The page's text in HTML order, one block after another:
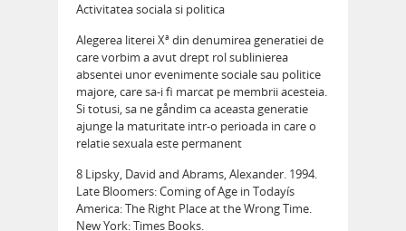
Activitatea sociala si politica
Alegerea literei Xª din denumirea generatiei de
care vorbim a avut drept rol sublinierea
absentei unor evenimente sociale sau politice
majore, care sa-i fi marcat pe membrii acesteia.
Si totusi, sa ne gåndim ca aceasta generatie
ajunge la maturitate intr-o perioada in care o
relatie sexuala este permanent
8 Lipsky, David and Abrams, Alexander. 1994.
Late Bloomers: Coming of Age in Todayís
America: The Right Place at the Wrong Time.
New York: Times Books.